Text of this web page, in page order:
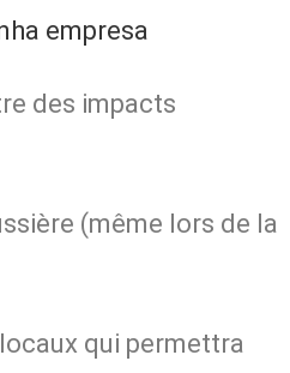
empresa
des impacts
(même lors de la
qui permettra